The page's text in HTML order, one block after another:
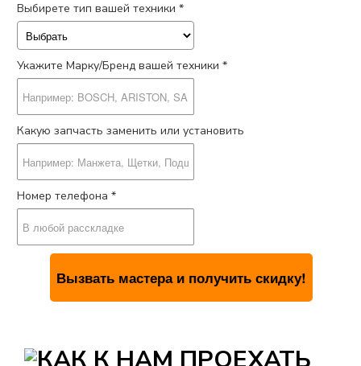
Выбирете тип вашей техники *
Укажите Марку/Бренд вашей техники *
Какую запчасть заменить или установить
Номер телефона *